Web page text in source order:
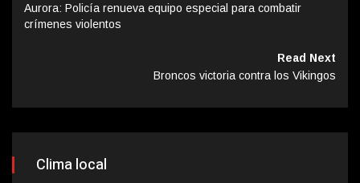
Aurora: Policía renueva equipo especial para combatir
crímenes violentos
Read Next
Broncos victoria contra los Vikingos
Clima local